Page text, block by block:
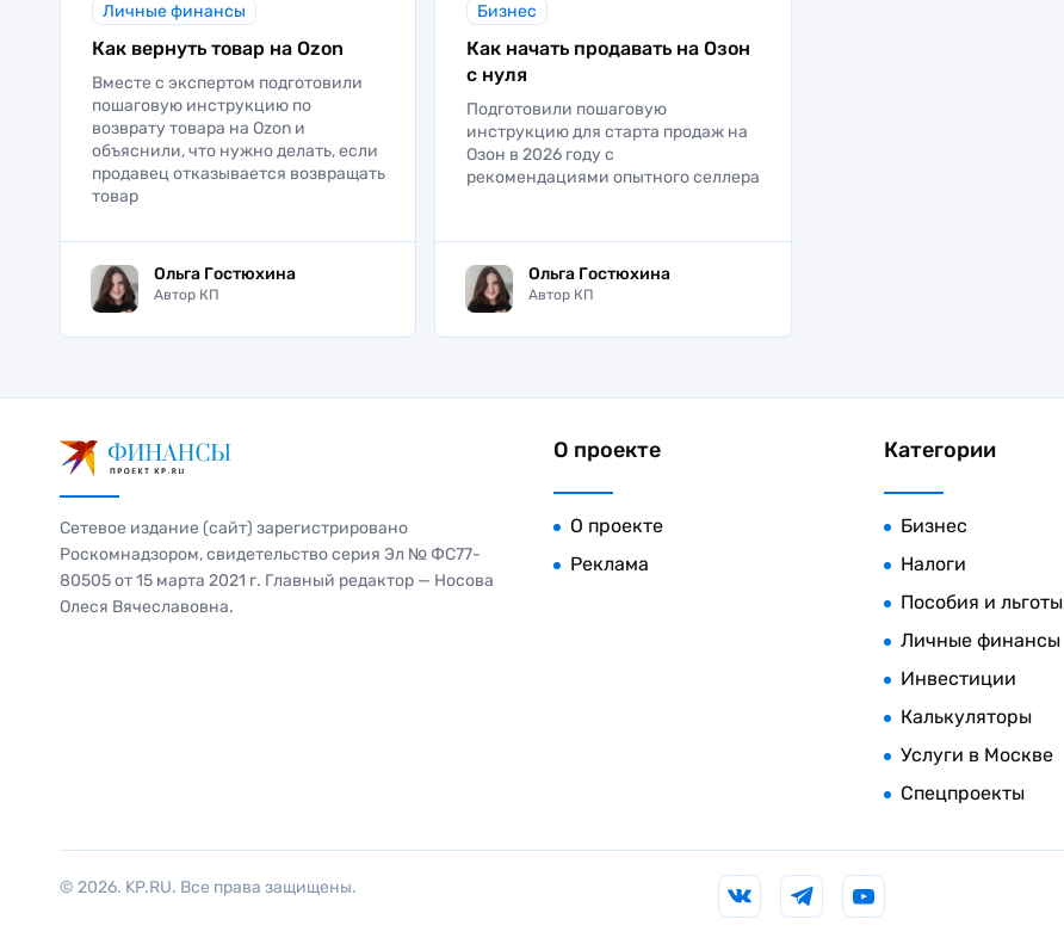
Личные финансы
Как вернуть товар на Ozon
Вместе с экспертом подготовили
пошаговую инструкцию по
возврату товара на Ozon и
объяснили, что нужно делать, если
продавец отказывается возвращать
товар
Ольга Гостюхина
Автор КП
Бизнес
Как начать продавать на Озон
с нуля
Подготовили пошаговую
инструкцию для старта продаж на
Озон в 2026 году с
рекомендациями опытного селлера
Ольга Гостюхина
Автор КП
Сетевое издание (сайт) зарегистрировано
Роскомнадзором, свидетельство серия Эл № ФС77-
80505 от 15 марта 2021 г. Главный редактор — Носова
Олеся Вячеславовна.
О проекте
О проекте
Реклама
Категории
Бизнес
Налоги
Пособия и льготы
Личные финансы
Инвестиции
Калькуляторы
Услуги в Москве
Спецпроекты
© 2026. KP.RU. Все права защищены.